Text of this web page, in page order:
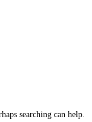
searching can help.